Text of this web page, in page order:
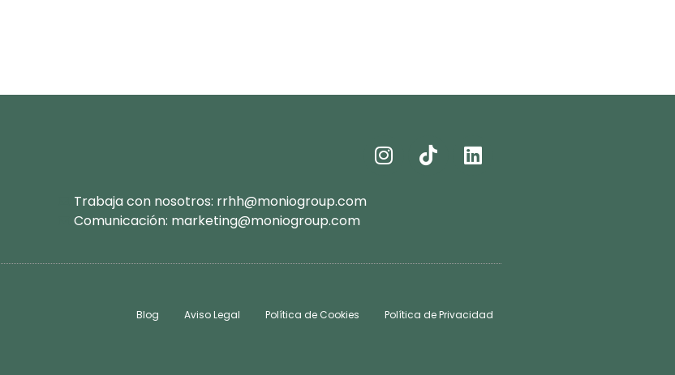
Trabaja con nosotros: rrhh@moniogroup.com
Comunicación: marketing@moniogroup.com
Blog Aviso Legal Política de Cookies Política de Privacidad